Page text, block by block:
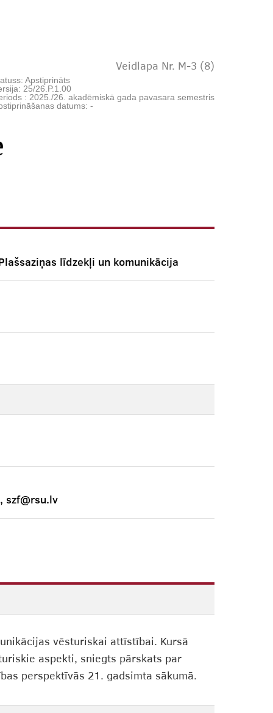
Veidlapa Nr. M-3 (8)
Apstiprināts
25/26.P.1.00
: 2025./26. akadēmiskā gada pavasara semestris
datums: -
līdzekļi un komunikācija
szf@rsu.lv
vēsturiskai attīstībai. Kursā
aspekti, sniegts pārskats par
perspektīvās 21. gadsimta sākumā.